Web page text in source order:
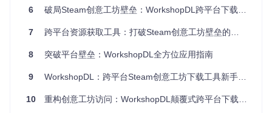
智能资源路由系统：像快递物流一样优化下载路径
传统下载工具往往依赖单一数据源，如同只有一条送货路线的
快递公司，遇到道路施工就无法送达。WorkshopDL构建了包
含SteamCMD、SteamWebAPI、GCNetwork等五种渠道的资
源网络，采用动态加权算法实时评估各源健康度。当主源响应
延迟超过3秒时，系统会自动切换至备用通道，使大型模组下
载成功率提升至95%以上。
技术类比：这就像外卖平台的智能派单系统，会根据骑手
6 破局Steam创意工坊壁垒：WorkshopDL跨平台下载工具全解
7 跨平台资源获取工具：打破Steam创意工坊壁垒的技术实践指南
8 突破平台壁垒：WorkshopDL全方位应用指南
9 WorkshopDL：跨平台Steam创意工坊下载工具新手入门指南
10 重构创意工坊访问：WorkshopDL颠覆式跨平台下载技术全解析